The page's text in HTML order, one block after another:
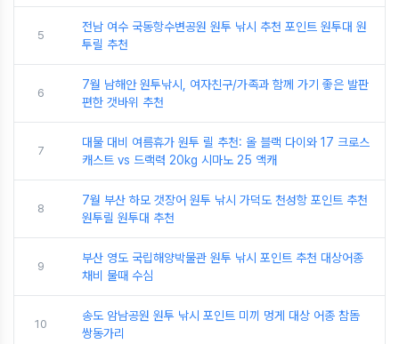
5
전남 여수 국동항수변공원 원투 낚시 추천 포인트 원투대 원
투릴 추천
6
7월 남해안 원투낚시, 여자친구/가족과 함께 가기 좋은 발판
편한 갯바위 추천
7
대물 대비 여름휴가 원투 릴 추천: 올 블랙 다이와 17 크로스
캐스트 vs 드랙력 20kg 시마노 25 액캐
8
7월 부산 하모 갯장어 원투 낚시 가덕도 천성항 포인트 추천
원투릴 원투대 추천
9
부산 영도 국립해양박물관 원투 낚시 포인트 추천 대상어종
채비 물때 수심
10
송도 암남공원 원투 낚시 포인트 미끼 멍게 대상 어종 참돔
쌍동가리